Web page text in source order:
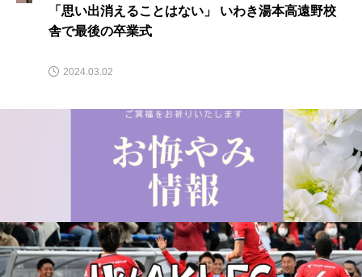
「思い出消えることはない」 いわき湯本高遠野校
舎で最後の卒業式
2024.03.02